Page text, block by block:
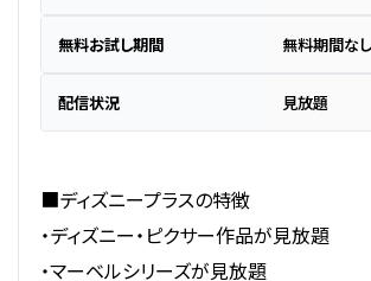
無料お試し期間 無料期間なし
配信状況 見放題
■ディズニープラスの特徴
・ディズニー・ピクサー作品が見放題
・マーベルシリーズが見放題